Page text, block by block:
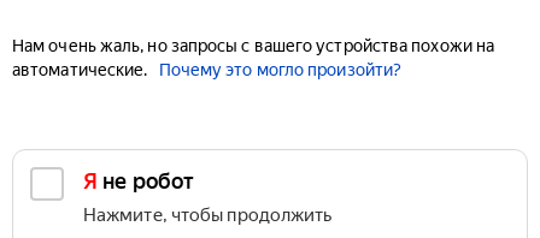
Нам очень жаль, но запросы с вашего устройства похожи на
автоматические.
Почему это могло произойти?
Я не робот
Нажмите, чтобы продолжить